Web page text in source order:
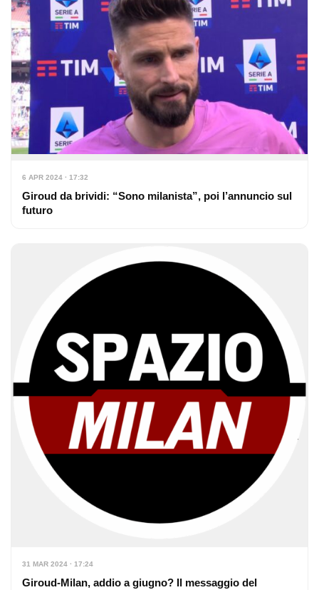
6 APR 2024 · 17:32
Giroud da brividi: “Sono milanista”, poi l’annuncio sul
futuro
31 MAR 2024 · 17:24
Giroud-Milan, addio a giugno? Il messaggio del